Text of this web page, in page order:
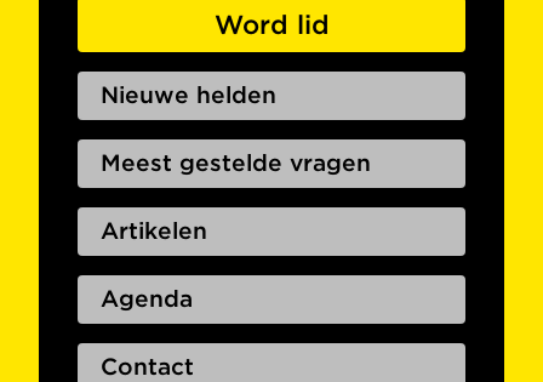
Word lid
Nieuwe helden
Meest gestelde vragen
Artikelen
Agenda
Contact